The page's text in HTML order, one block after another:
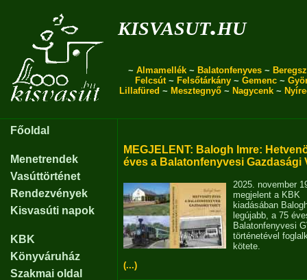
kisvasut.hu
~ Almamellék ~ Balatonfenyves ~
Felcsút~ Felsőtárkány ~ Gemenc ~
Lillafüred ~ Mesztegnyő ~ Nagycenk ~
Főoldal
Menetrendek
Vasúttörténet
Rendezvények
Kisvasúti napok
KBK
Könyváruház
Szakmai oldal
MEGJELENT: Balogh Imre:
éves a Balatonfenyvesi Gazdasági
2025. november
megjelent a KBK
kiadásában
legújabb, a 75
Balatonfenyvesi
történetével
kötete.
(...)